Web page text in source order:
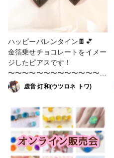
ドメイド #minneで販売中 #ハ
セサリー #手作りアクセサリー
#オシャレさんと繋がりたい #
お洒落さんと繋がりたい #今日
のコーデ #ファッション #ファ
ッション好きな人と繋がりたい
#推し活 #推し活コーデ #ガー
リーコーデ #フェミニンコーデ
プキャンディ #販売予定 # #リ
ング #キラキラ
ハッピーバレンタイン🍫💕
金箔乗せチョコレートをイメー
ジしたピアスです！
〜〜〜〜〜〜〜〜〜〜〜〜〜〜
〜〜〜〜〜〜〜〜〜〜〜〜〜
今後の出展予定 12月〜 委託
ンシティアルパ店) 2月 委託
販売(一色商店さま) いつも応援
ありがとうございます😊 #理想
鏡∞ #りそうきょう #虚音ハン
虚音 灯和(ウツロネ トワ)